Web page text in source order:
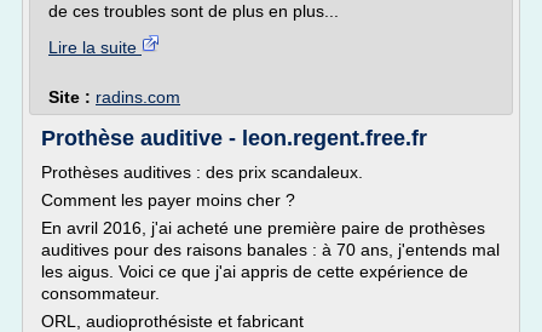
de ces troubles sont de plus en plus...
Lire la suite
Site : radins.com
Prothèse auditive - leon.regent.free.fr
Prothèses auditives : des prix scandaleux.
Comment les payer moins cher ?
En avril 2016, j'ai acheté une première paire de prothèses
auditives pour des raisons banales : à 70 ans, j'entends mal
les aigus. Voici ce que j'ai appris de cette expérience de
consommateur.
ORL, audioprothésiste et fabricant